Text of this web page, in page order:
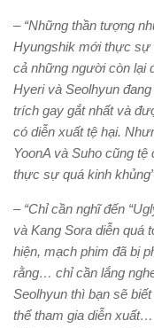
– “Những thần tượng
Hyungshik mới thực sự
cả những người còn lại
Hyeri và Seolhyun
trích gay gắt nhất và
có diễn xuất tệ hại.
YoonA và Suho cũng
thực sự quá kinh khủng”
– “Chỉ cần nghĩ đến
và Kang Sora diễn quá
hiện, mạch phim đã bị
rằng… chỉ cần lắng
Seolhyun thì bạn sẽ
thể tham gia diễn